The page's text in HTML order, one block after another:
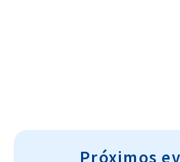
Próximos